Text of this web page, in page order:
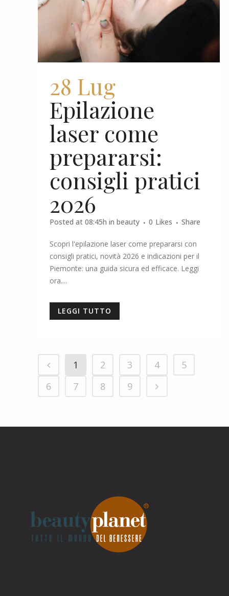
28 Lug
Epilazione
laser come
prepararsi:
consigli pratici
2026
Posted at 08:45h in beauty 0 Likes Share
Scopri l'epilazione laser come prepararsi con
consigli pratici, novità 2026 e indicazioni per il
Piemonte: una guida sicura ed efficace. Leggi
ora....
LEGGI TUTTO
1 2 3 4
5
6
7 8 9
Online
Ciao! Come posso aiutarti?